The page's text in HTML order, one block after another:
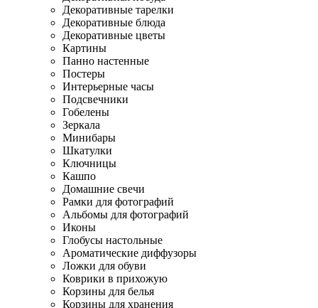
Декоративные тарелки
Декоративные блюда
Декоративные цветы
Картины
Панно настенные
Постеры
Интерьерные часы
Подсвечники
Гобелены
Зеркала
Минибары
Шкатулки
Ключницы
Кашпо
Домашние свечи
Рамки для фотографий
Альбомы для фотографий
Иконы
Глобусы настольные
Ароматические диффузоры
Ложки для обуви
Коврики в прихожую
Корзины для белья
Корзины для хранения